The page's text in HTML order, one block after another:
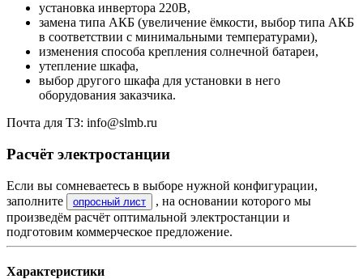
установка инвертора 220В,
замена типа АКБ (увеличение ёмкости, выбор типа АКБ
в соответствии с минимальными температурами),
изменения способа крепления солнечной батареи,
утепление шкафа,
выбор другого шкафа для установки в него
оборудования заказчика.
Почта для ТЗ: info@slmb.ru
Расчёт электростанции
Если вы сомневаетесь в выборе нужной конфигурации,
заполните
опросный лист
, на основании которого мы
произведём расчёт оптимальной электростанции и
подготовим коммерческое предложение.
Характеристики